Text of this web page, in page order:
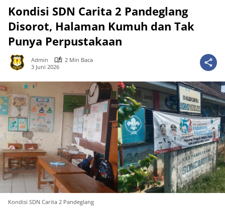
Kondisi SDN Carita 2 Pandeglang
Disorot, Halaman Kumuh dan Tak
Punya Perpustakaan
Admin
2 Min Baca
3 Juni 2026
Kondisi SDN Carita 2 Pandeglang